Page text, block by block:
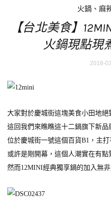
火鍋、麻
【台北美食】
火鍋現點現
2018-
大家對於慶城街這塊美食小田地
這回我們來瞧瞧這十二鍋旗下新品
位於慶城街一號這個百貨B1，主
或許是剛開幕，這個人潮實在有點
然而12MINI經典獨享鍋的加入無